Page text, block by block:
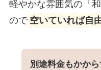
軽やかな雰囲気の「
ので 空いていれば自
別途料金もかか